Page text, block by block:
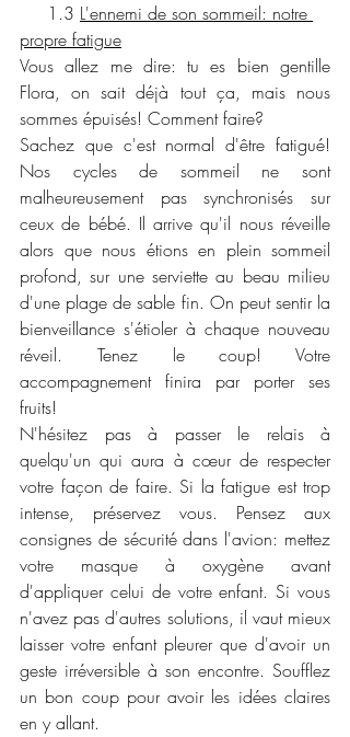
     1.3
L'ennemi de son sommeil: notre
propre fatigue
Vous allez me dire: tu es bien gentille
Flora, on sait déjà tout ça, mais nous
sommes épuisés! Comment faire?
Sachez que c'est normal d'être fatigué!
Nos cycles de sommeil ne sont
malheureusement pas synchronisés sur
ceux de bébé. Il arrive qu'il nous réveille
alors que nous étions en plein sommeil
profond, sur une serviette au beau milieu
d'une plage de sable fin. On peut sentir la
bienveillance s'étioler à chaque nouveau
réveil. Tenez le coup! Votre
accompagnement finira par porter ses
fruits!
N'hésitez pas à passer le relais à
quelqu'un qui aura à cœur de respecter
votre façon de faire. Si la fatigue est trop
intense, préservez vous. Pensez aux
consignes de sécurité dans l'avion: mettez
votre masque à oxygène avant
d'appliquer celui de votre enfant. Si vous
n'avez pas d'autres solutions, il vaut mieux
laisser votre enfant pleurer que d'avoir un
geste irréversible à son encontre. Soufflez
un bon coup pour avoir les idées claires
en y allant.